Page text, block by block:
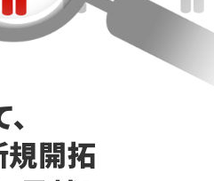
規開拓